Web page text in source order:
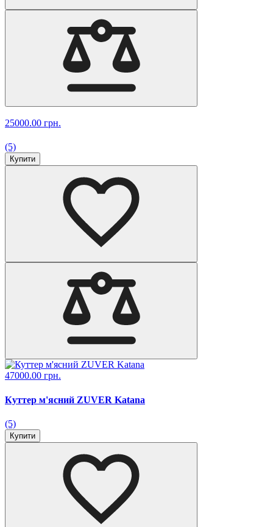
25000.00 грн.
(5)
Купити
47000.00 грн.
Куттер м'ясний ZUVER Katana
(5)
Купити